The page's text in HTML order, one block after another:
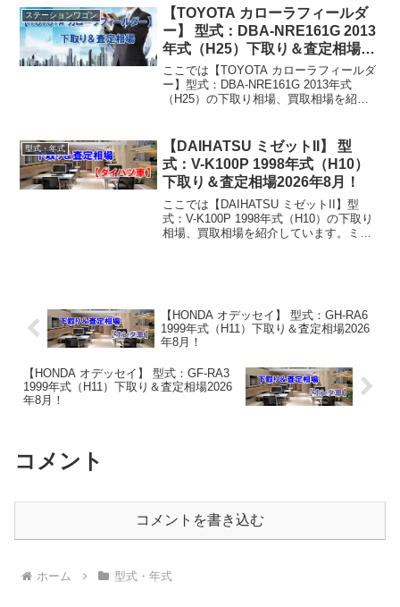
円～79万円買取り相場...
ステーションワゴン
【TOYOTA カローラフィールダ
ー】 型式：DBA-NRE161G 2013
年式（H25）下取り＆査定相場
2026年8月！
ここでは【TOYOTA カローラフィールダ
ー】型式：DBA-NRE161G 2013年式
（H25）の下取り相場、買取相場を紹介
買取相場下取り相場：マ...
型式・年式
【DAIHATSU ミゼットII】 型
式：V-K100P 1998年式（H10）
下取り＆査定相場2026年8月！
ここでは【DAIHATSU ミゼットII】型
式：V-K100P 1998年式（H10）の下取り
相場、買取相場を紹介しています。ミゼ
【HONDA オデッセイ】 型式：GH-RA6
1999年式（H11）下取り＆査定相場2026
年8月！
【HONDA オデッセイ】 型式：GF-RA3
1999年式（H11）下取り＆査定相場2026
年8月！
コメント
コメントを書き込む
ホーム 型式・年式